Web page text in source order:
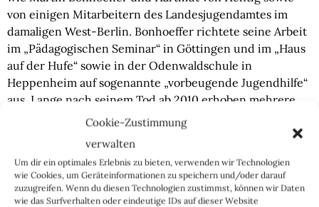
Cookie-Zustimmung
verwalten
Um dir ein optimales Erlebnis zu bieten, verwenden wir Technologien
wie Cookies, um Geräteinformationen zu speichern und/oder darauf
zuzugreifen. Wenn du diesen Technologien zustimmst, können wir Daten
wie das Surfverhalten oder eindeutige IDs auf dieser Website
von einigen Mitarbeitern des Landesjugendamtes im
damaligen West-Berlin. Bonhoeffer richtete seine Arbeit
im „Pädagogischen Seminar“ in Göttingen und im „Haus
auf der Hufe“ sowie in der Odenwaldschule in
Heppenheim auf sogenannte „vorbeugende Jugendhilfe“
aus. Lange nach seinem Tod ab 2010 erhoben mehrere
ehemalige Schüler der Odenwaldschule schwere
Missbrauchsvorwürfe auch gegen diesen
Heimerziehungsreformer.
Auch wenn das bunte Treiben der als
„Reformpädagogen“ getarnten Päderasten immer wieder